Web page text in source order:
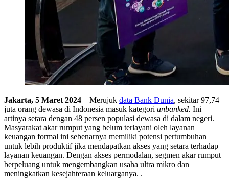
Jakarta, 5 Maret 2024 – Merujuk data Bank Dunia, sekitar 97,74
juta orang dewasa di Indonesia masuk kategori unbanked. Ini
artinya setara dengan 48 persen populasi dewasa di dalam negeri.
Masyarakat akar rumput yang belum terlayani oleh layanan
keuangan formal ini sebenarnya memiliki potensi pertumbuhan
untuk lebih produktif jika mendapatkan akses yang setara terhadap
layanan keuangan. Dengan akses permodalan, segmen akar rumput
berpeluang untuk mengembangkan usaha ultra mikro dan
meningkatkan kesejahteraan keluarganya. .